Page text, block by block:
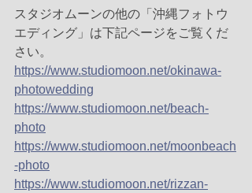
スタジオムーンの他の「沖縄フォトウ
エディング」は下記ページをご覧くだ
さい。
https://www.studiomoon.net/okinawa-
photowedding
https://www.studiomoon.net/beach-
photo
https://www.studiomoon.net/moonbeach
-photo
https://www.studiomoon.net/rizzan-